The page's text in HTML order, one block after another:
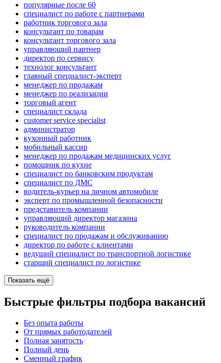
популярные после 60
специалист по работе с партнерами
работник торгового зала
консультант по товарам
консультант торгового зала
управляющий партнер
директор по сервису
технолог консультант
главный специалист-эксперт
менеджер по продажам
менеджер по реализации
торговый агент
специалист склада
customer service specialist
администратор
кухонный работник
мобильный кассир
менеджер по продажам медицинских услуг
помощник по кухне
специалист по банковским продуктам
специалист по ДМС
водитель-курьер на личном автомобиле
эксперт по промышленной безопасности
представитель компании
управляющий директор магазина
руководитель компании
специалист по продажам и обслуживанию
директор по работе с клиентами
ведущий специалист по транспортной логистике
старший специалист по логистике
Показать ещё
Быстрые фильтры подбора вакансий
Без опыта работы
От прямых работодателей
Полная занятость
Полный день
Сменный график